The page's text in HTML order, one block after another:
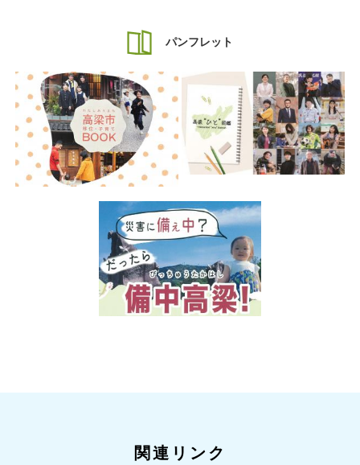
パンフレット
関連リンク